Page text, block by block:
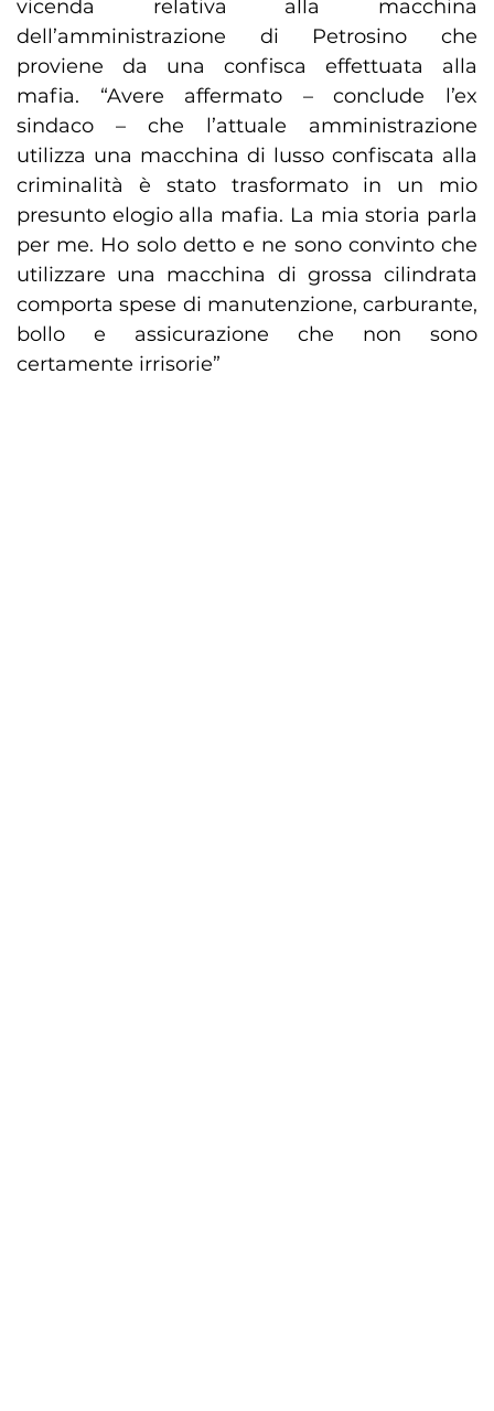
vicenda relativa alla macchina
dell’amministrazione di Petrosino che
proviene da una confisca effettuata alla
mafia. “Avere affermato – conclude l’ex
sindaco – che l’attuale amministrazione
utilizza una macchina di lusso confiscata alla
criminalità è stato trasformato in un mio
presunto elogio alla mafia. La mia storia parla
per me. Ho solo detto e ne sono convinto che
utilizzare una macchina di grossa cilindrata
comporta spese di manutenzione, carburante,
bollo e assicurazione che non sono
certamente irrisorie”